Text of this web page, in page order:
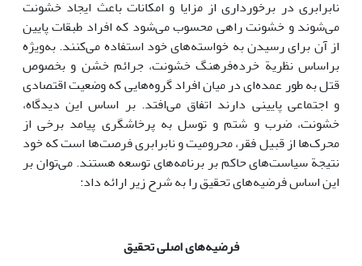
نابرابری در برخورداری از مزایا و امکانات باعث ‌ایجاد خشونت
می‌شوند و خشونت راهی محسوب می‌شود که افراد طبقات پایین
از آن برای رسیدن به خواسته‌های خود استفاده می‌کنند. به‌ویژه
براساس نظریة خرده‌فرهنگ خشونت، جرائم خشن و بخصوص
قتل به طور عمده‌ای در میان افراد گروه‌هایی که وضعیت اقتصادی
و اجتماعی پایینی دارند اتفاق می‌افتد. بر اساس ‌این دیدگاه،
خشونت، ضرب و شتم و توسل به پرخاشگری پیامد برخی از
محرک‌ها از قبیل فقر، محرومیت و نابرابری فرصت‌ها است که خود
نتیجة سیاست‌های حاکم بر برنامه‌های توسعه هستند. می‌توان بر
این اساس فرضیه‌های تحقیق را به شرح زیر ارائه داد:
فرضیه‌های اصلی تحقیق